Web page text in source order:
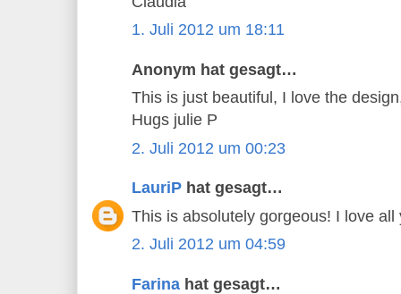
1. Juli 2012 um 18:11
Anonym hat gesagt…
This is just beautiful, I love the
Hugs julie P
2. Juli 2012 um 00:23
LauriP hat gesagt…
This is absolutely gorgeous! I love all
2. Juli 2012 um 04:59
Farina hat gesagt…